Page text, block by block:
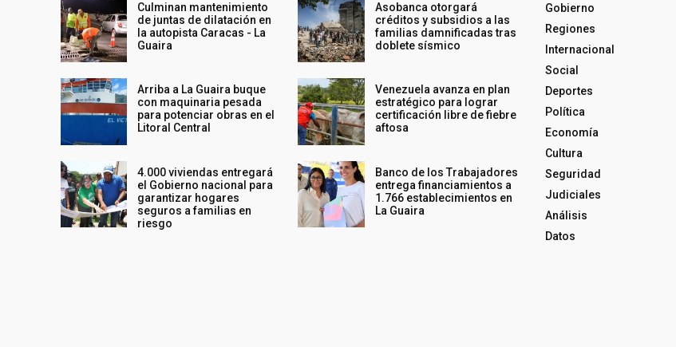
Culminan mantenimiento
de juntas de dilatación en
la autopista Caracas - La
Guaira
Arriba a La Guaira buque
con maquinaria pesada
para potenciar obras en el
Litoral Central
4.000 viviendas entregará
el Gobierno nacional para
garantizar hogares
seguros a familias en
riesgo
Asobanca otorgará
créditos y subsidios a las
familias damnificadas tras
doblete sísmico
Venezuela avanza en plan
estratégico para lograr
certificación libre de fiebre
aftosa
Banco de los Trabajadores
entrega financiamientos a
1.766 establecimientos en
La Guaira
Gobierno
Regiones
Internacional
Social
Deportes
Política
Economía
Cultura
Seguridad
Judiciales
Análisis
Datos